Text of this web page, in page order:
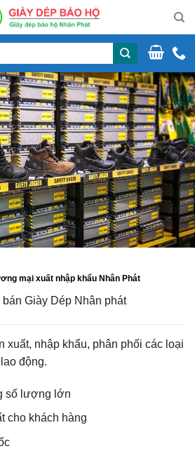
mại xuất nhập khẩu Nhân Phát
Giày Dép Nhân phát
xuất, nhập khẩu, phân phối các loại
động.
số lượng lớn
cho khách hàng